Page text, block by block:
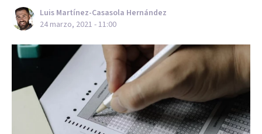
Luis Martínez-Casasola Hernández
24 marzo, 2021 - 11:00